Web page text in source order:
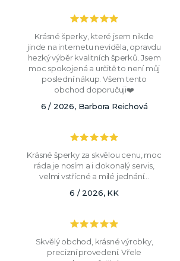
Krásné šperky, které jsem nikde
jinde na internetu neviděla, opravdu
hezký výběr kvalitních šperků. Jsem
moc spokojená a určitě to není můj
poslední nákup. Všem tento
obchod doporučuji❤️
6 / 2026, Barbora Reichová
Krásné šperky za skvělou cenu, moc
ráda je nosím a i dokonalý servis,
velmi vstřícné a milé jednání...
6 / 2026, KK
Skvělý obchod, krásné výrobky,
precizní provedení. Vřele